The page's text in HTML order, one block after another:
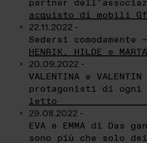
partner
acquisto di mobili
22.11.2022 -
Sedersi comodamente –
HENRIK, HILDE e MARTA
20.09.2022 -
VALENTINA e
protagonisti di ogni
letto
29.08.2022 -
EVA e EMMA di Das
sono più che solo